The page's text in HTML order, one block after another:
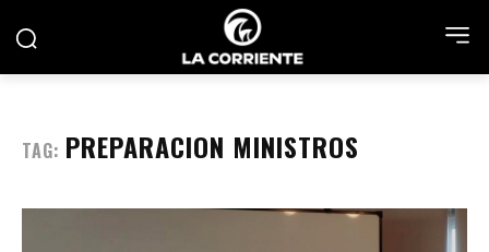
TAG: PREPARACION MINISTROS